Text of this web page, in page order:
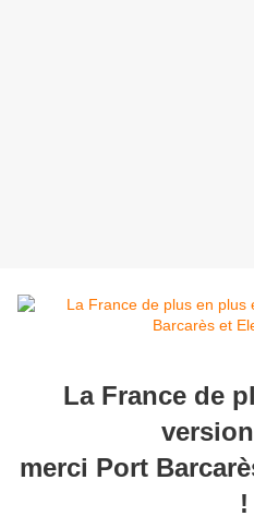
La France de
merci Port
!